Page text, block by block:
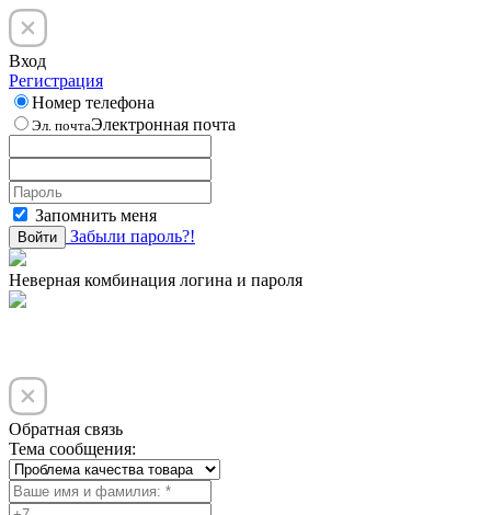
Вход
Регистрация
Номер телефона
Эл. почтаЭлектронная почта
Запомнить меня
Войти Забыли пароль?!
Неверная комбинация логина и пароля
Обратная связь
Тема сообщения: